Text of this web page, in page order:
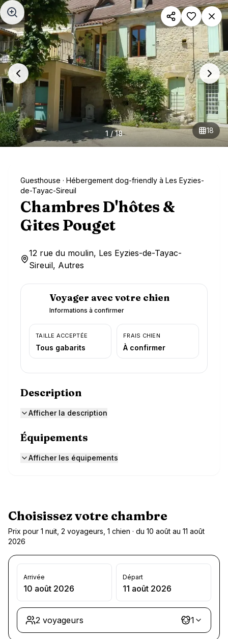
Aller au contenu principal
1 /18 18
Guesthouse · Hébergement dog-friendly à Les Eyzies-
de-Tayac-Sireuil
Chambres D'hôtes &
Gites Pouget
12 rue du moulin, Les Eyzies-de-Tayac-
Sireuil, Autres
Voyager avec votre chien
Informations à confirmer
TAILLE ACCEPTÉE
Tous gabarits
FRAIS CHIEN
À confirmer
Description
Afficher la description
Équipements
Afficher les équipements
Choisissez votre chambre
Prix pour 1 nuit, 2 voyageurs, 1 chien · du 10 août au 11 août
2026
Arrivée
10 août 2026
Départ
11 août 2026
2 voyageurs 1